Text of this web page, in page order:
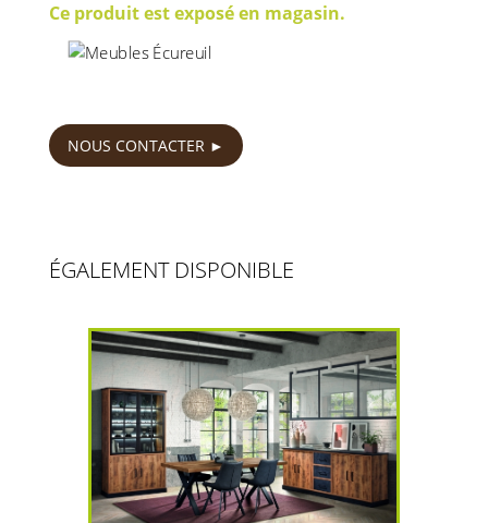
Ce produit est exposé en magasin.
NOUS CONTACTER
ÉGALEMENT DISPONIBLE